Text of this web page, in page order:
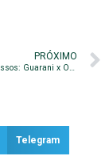
PRÓXIMO
Promoção de Ingressos: Guarani x Operário – Campeonato Brasileiro Série B
Telegram